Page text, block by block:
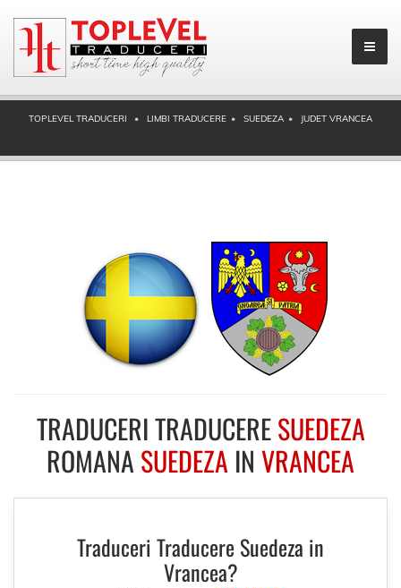
TOPLEVEL TRADUCERI LIMBI TRADUCERE SUEDEZA JUDET VRANCEA
TRADUCERI TRADUCERESUEDEZA
ROMANA SUEDEZA IN VRANCEA
Traduceri Traducere Suedeza in
Vrancea?